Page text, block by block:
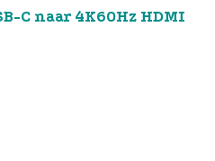
C naar 4K60Hz HDMI